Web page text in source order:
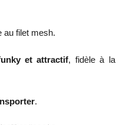
au filet mesh.
et attractif, fidèle à la
.